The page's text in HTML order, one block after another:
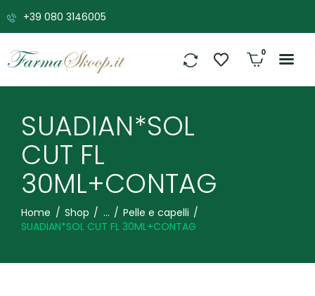
+39 080 3146005
0
SUADIAN*SOL
CUT FL
30ML+CONTAG
Home Shop ...
Pelle e capelli
SUADIAN*SOL CUT FL 30ML+CONTAG